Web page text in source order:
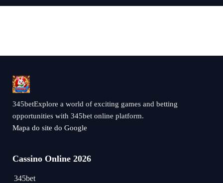
345betExplore a world of exciting games and betting
opportunities with 345bet online platform.
Mapa do site do Google
Cassino Online 2026
345bet